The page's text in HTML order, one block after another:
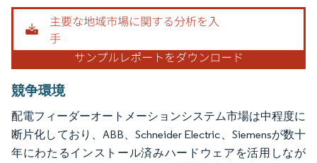
画像 © Mordor Intelligence。再利用にはCC BY 4.0の表示が必要です。
競争環境
配電フィーダーオートメーションシステム市場は中程度に
断片化しており、ABB、Schneider Electric、Siemensが数十
年にわたるインストール済みハードウェアを活用しなが